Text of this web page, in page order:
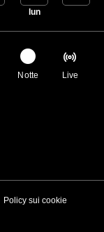
lun
Notte Live
Policy sui cookie